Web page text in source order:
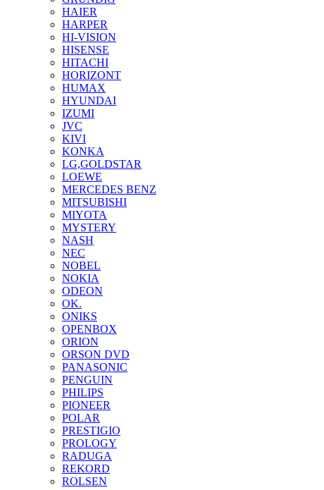
HAIER
HARPER
HI-VISION
HISENSE
HITACHI
HORIZONT
HUMAX
HYUNDAI
IZUMI
JVC
KIVI
KONKA
LG,GOLDSTAR
LOEWE
MERCEDES BENZ
MITSUBISHI
MIYOTA
MYSTERY
NASH
NEC
NOBEL
NOKIA
ODEON
OK.
ONIKS
OPENBOX
ORION
ORSON DVD
PANASONIC
PENGUIN
PHILIPS
PIONEER
POLAR
PRESTIGIO
PROLOGY
RADUGA
REKORD
ROLSEN